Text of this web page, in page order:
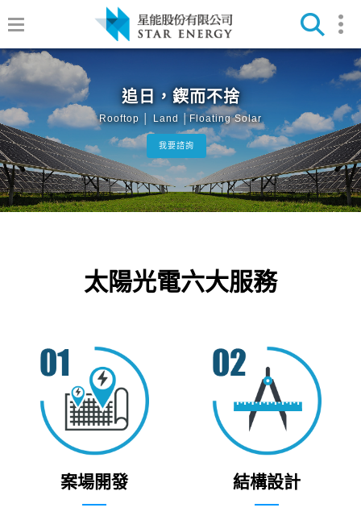
追日，鍥而不捨
Rooftop │ Land │Floating Solar
我要諮詢
太陽光電六大服務
案場開發 結構設計